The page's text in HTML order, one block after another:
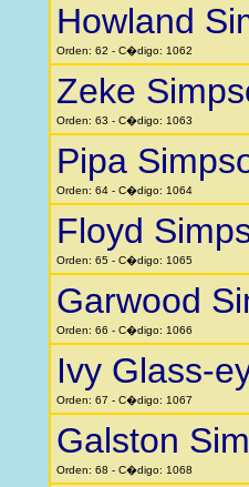
Howland
Orden: 62 - C�digo: 1062
Zeke
Orden: 63 - C�digo: 1063
Pipa
Orden: 64 - C�digo: 1064
Floyd
Orden: 65 - C�digo: 1065
Garwood
Orden: 66 - C�digo: 1066
Ivy Glass-
Orden: 67 - C�digo: 1067
Galston
Orden: 68 - C�digo: 1068